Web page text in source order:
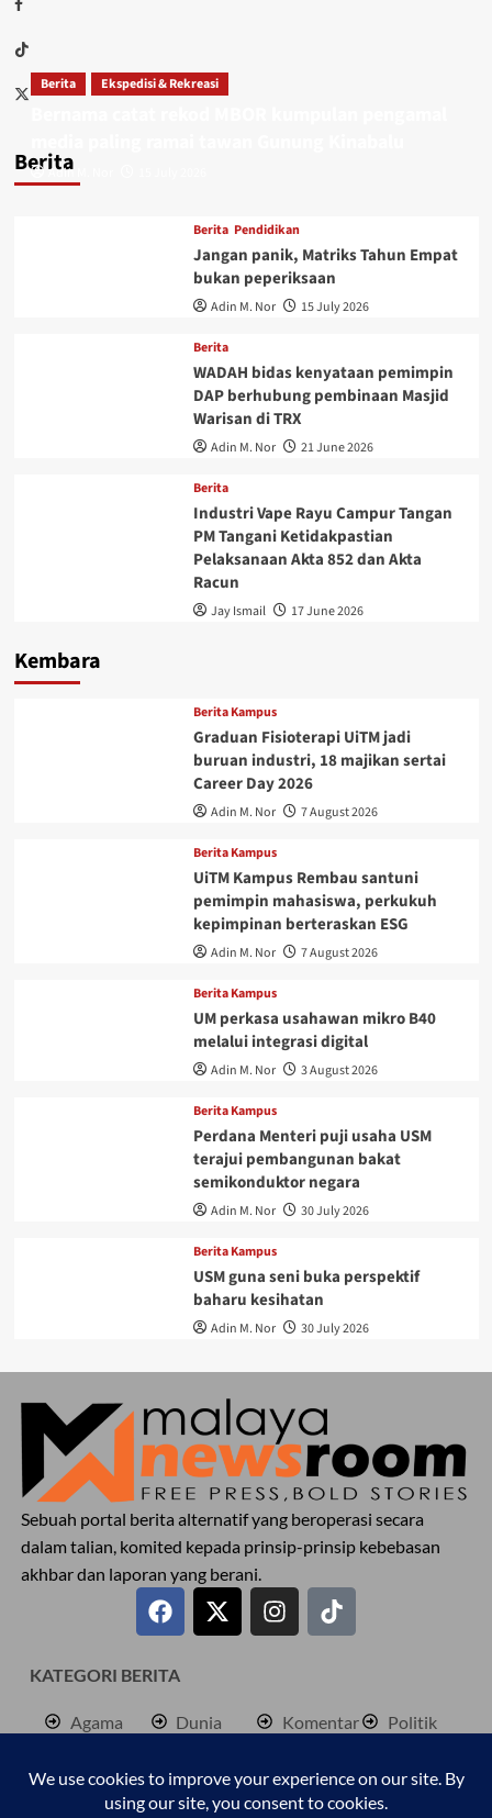
Berita
Berita Ekspedisi & Rekreasi
Adin M. Nor
Berita Pendidikan
Jangan panik, Matriks Tahun Empat
bukan peperiksaan
Adin M. Nor 15 July 2026
Berita
WADAH bidas kenyataan pemimpin
DAP berhubung pembinaan Masjid
Warisan di TRX
Adin M. Nor 21 June 2026
Berita
Industri Vape Rayu Campur Tangan
PM Tangani Ketidakpastian
Pelaksanaan Akta 852 dan Akta
Racun
Jay Ismail 17 June 2026
Kembara
Berita Kampus
Graduan Fisioterapi UiTM jadi
buruan industri, 18 majikan sertai
Career Day 2026
Adin M. Nor 7 August 2026
Berita Kampus
UiTM Kampus Rembau santuni
pemimpin mahasiswa, perkukuh
kepimpinan berteraskan ESG
Adin M. Nor 7 August 2026
Berita Kampus
UM perkasa usahawan mikro B40
melalui integrasi digital
Adin M. Nor 3 August 2026
Berita Kampus
Perdana Menteri puji usaha USM
terajui pembangunan bakat
semikonduktor negara
Adin M. Nor 30 July 2026
Berita Kampus
USM guna seni buka perspektif
baharu kesihatan
Adin M. Nor 30 July 2026
Sebuah portal berita alternatif yang beroperasi secara
dalam talian, komited kepada prinsip-prinsip kebebasan
akhbar dan laporan yang berani.
KATEGORI BERITA
Agama
Berita
Bisnes
Dunia
Jenayah
Kembara
Komentar
Palestine
Pendidkan
Politik
Sukan